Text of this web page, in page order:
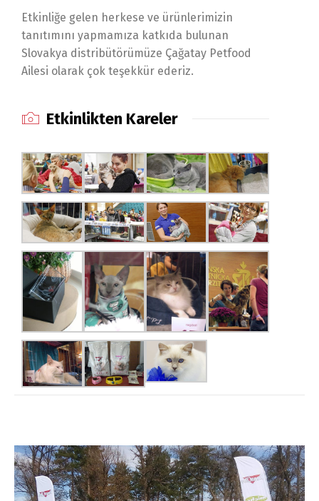
Etkinliğe gelen herkese ve ürünlerimizin
tanıtımını yapmamıza katkıda bulunan
Slovakya distribütörümüze Çağatay Petfood
Ailesi olarak çok teşekkür ederiz.
Etkinlikten Kareler
Dili Değiştir
Türkçe English